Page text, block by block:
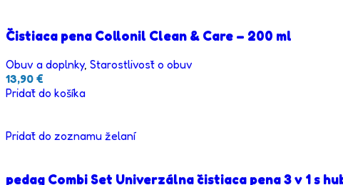
Čistiaca pena Collonil Clean & Care – 200 ml
Obuv a doplnky, Starostlivosť o obuv
13,90 €
Pridať do košíka
Pridať do zoznamu želaní
pedag Combi Set Univerzálna čistiaca pena 3 v 1 s